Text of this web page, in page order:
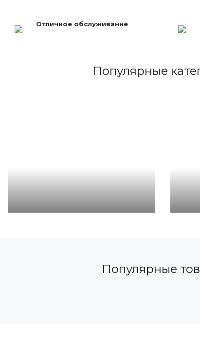
Отличное обслуживание
Популярные
Популярные